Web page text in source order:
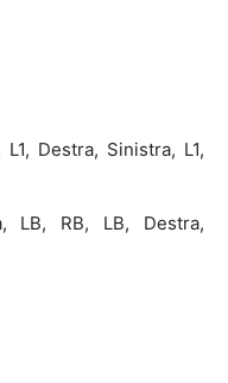
Destra, Sinistra, L1,
LB, RB, LB, Destra,